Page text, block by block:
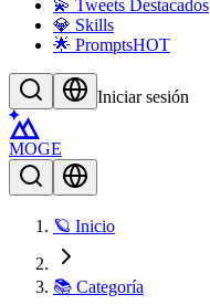
💫 Tweets Destacados
💎 Skills
🌟 PromptsHOT
Iniciar sesión
MOGE
🪐 Inicio
📚 Categoría